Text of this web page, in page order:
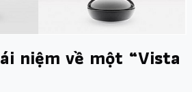
niệm về một “Vista